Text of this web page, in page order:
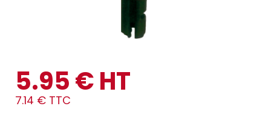
5.95 € HT
7.14 € TTC